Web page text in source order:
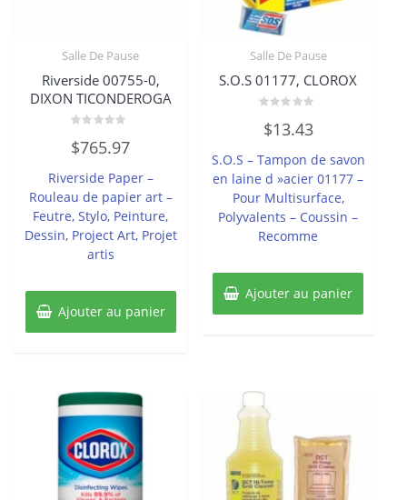
Salle De Pause
Riverside 00755-0,
DIXON TICONDEROGA
0
sur
$765.97
Riverside Paper –
Rouleau de papier art –
Feutre, Stylo, Peinture,
Dessin, Project Art, Projet
artis
Ajouter au panier
Salle De Pause
S.O.S 01177, CLOROX
0
sur
$13.43
S.O.S – Tampon de savon
en laine d »acier 01177 –
Pour Multisurface,
Polyvalents – Coussin –
Recomme
Ajouter au panier